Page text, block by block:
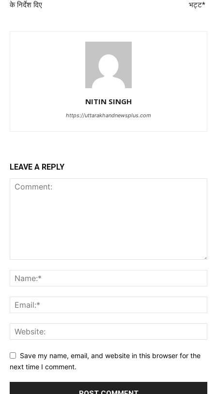
के निर्देश दिए भट्ट*
NITIN SINGH
https://uttarakhandnewsplus.com
LEAVE A REPLY
Save my name, email, and website in this browser for the
next time I comment.